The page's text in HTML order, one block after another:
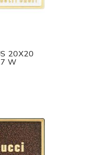
20X20
W